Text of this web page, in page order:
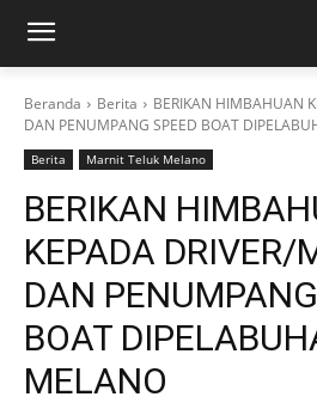
Beranda Berita
BERIKAN HIMBAHUAN
DAN PENUMPANG SPEED BOAT
Berita Marnit Teluk Melano
BERIKAN
KEPADA DRIVER/
DAN
BOAT
MELANO